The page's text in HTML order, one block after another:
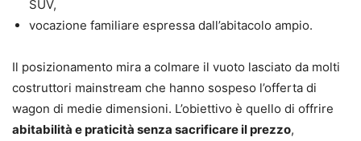
SUV,
vocazione familiare espressa dall’abitacolo ampio.
Il posizionamento mira a colmare il vuoto lasciato da molti
costruttori mainstream che hanno sospeso l’offerta di
wagon di medie dimensioni. L’obiettivo è quello di offrire
abitabilità e praticità senza sacrificare il prezzo,